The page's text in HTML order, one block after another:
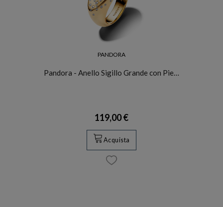
PANDORA
Pandora - Anello Sigillo Grande con Pie…
119,00 €
Acquista